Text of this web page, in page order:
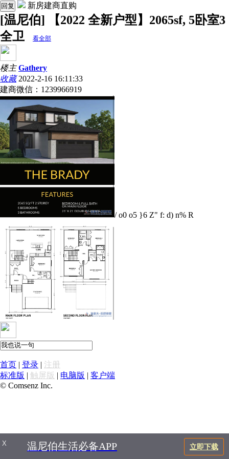
回复 新房建商直购
[温尼伯] 【2022 全新户型】2065sf, 5卧室3
全卫
看全部
楼主 Gathery
收藏2022-2-16 16:11:33
建商微信：1239966919
/ o0 o5 }6 Z" f: d) n% R
首页 | 登录 | 注册
标准版 | 触屏版 | 电脑版 | 客户端
© Comsenz Inc.
X 温尼伯生活必备APP 立即下载